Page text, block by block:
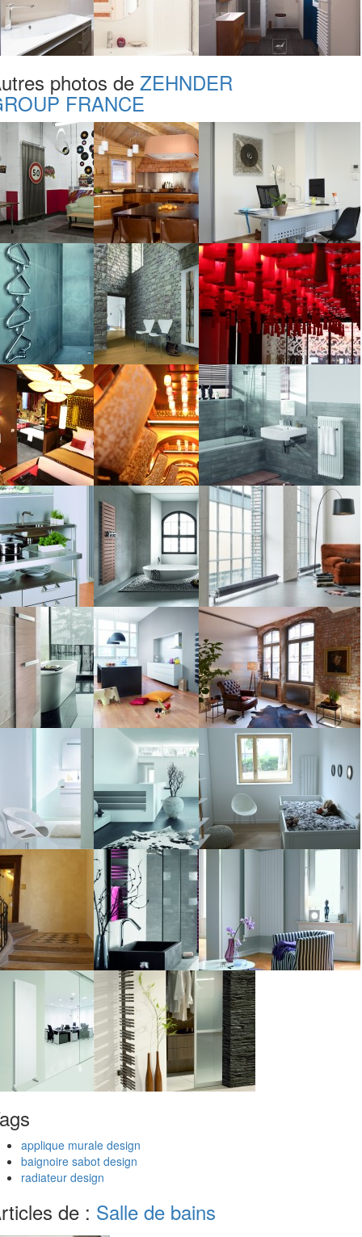
photos de ZEHNDER
FRANCE
applique murale design
baignoire sabot design
radiateur design
de : Salle de bains